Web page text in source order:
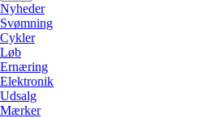
Nyheder
Svømning
Cykler
Løb
Ernæring
Elektronik
Udsalg
Mærker